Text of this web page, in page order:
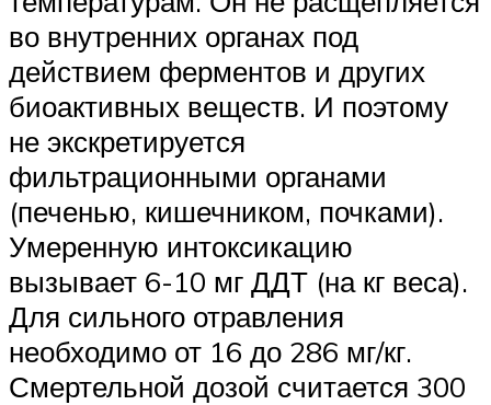
во внутренних органах под
действием ферментов и других
биоактивных веществ. И поэтому
не экскретируется
фильтрационными органами
(печенью, кишечником, почками).
Умеренную интоксикацию
вызывает 6-10 мг ДДТ (на кг веса).
Для сильного отравления
необходимо от 16 до 286 мг/кг.
Смертельной дозой считается 300